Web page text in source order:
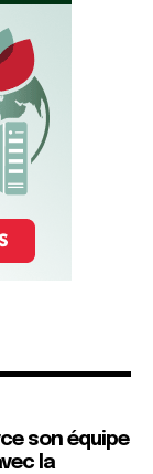
son équipe
la